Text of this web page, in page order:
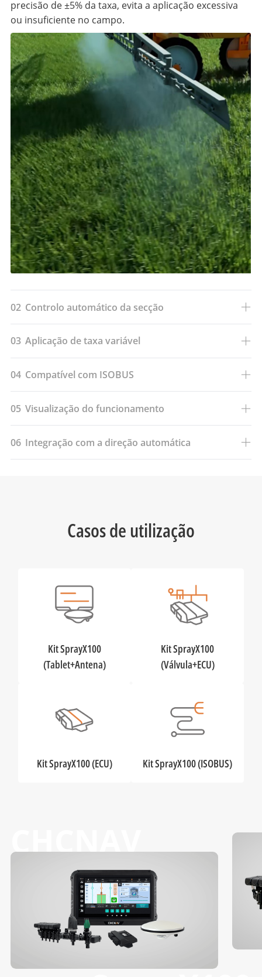
precisão de ±5% da taxa, evita a aplicação excessiva
ou insuficiente no campo.
02 Controlo automático da secção
03 Aplicação de taxa variável
04 Compatível com ISOBUS
05 Visualização do funcionamento
06 Integração com a direção automática
Casos de utilização
Kit SprayX100
(Tablet+Antena)
Kit SprayX100
(Válvula+ECU)
Kit SprayX100 (ECU) Kit SprayX100 (ISOBUS)
CHCNAV